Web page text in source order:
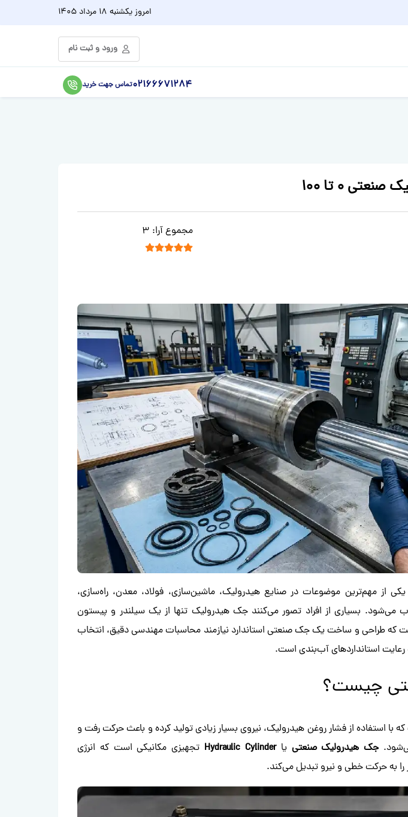
امروزیکشنبه 18 مرداد 1405
ورود و ثبت نام
02166671284تماس جهت خرید
0 تا 100
رتبه بندی کاربر:
مجموع آرا: 3
از مهم‌ترین موضوعات در صنایع هیدرولیک، ماشین‌سازی، فولاد، معدن، راه‌سازی،
بسیاری از افراد تصور می‌کنند جک هیدرولیک تنها از یک سیلندر و پیستون
که طراحی و ساخت یک جک صنعتی استاندارد نیازمند محاسبات مهندسی دقیق، انتخاب
استانداردهای آب‌بندی است.
چیست؟
استفاده از فشار روغن هیدرولیک، نیروی بسیار زیادی تولید کرده و باعث حرکت رفت و
جک هیدرولیک صنعتی یاHydraulic Cylinder تجهیزی مکانیکی است که انرژی
به حرکت خطی و نیرو تبدیل می‌کند.